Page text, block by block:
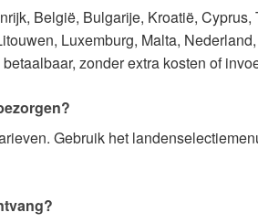
België, Bulgarije, Kroatië,
Luxemburg, Malta,
zonder extra kosten of
Gebruik het